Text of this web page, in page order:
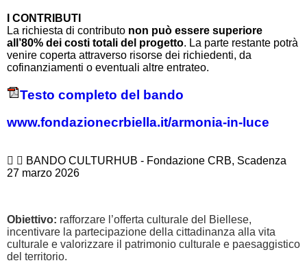
I CONTRIBUTI
La richiesta di contributo non può essere superiore
all’80% dei costi totali del progetto. La parte restante potrà
venire coperta attraverso risorse dei richiedenti, da
cofinanziamenti o eventuali altre entrateo.
Testo completo del bando
www.fondazionecrbiella.it/armonia-in-luce
BANDO CULTURHUB - Fondazione CRB, Scadenza
27 marzo 2026
Obiettivo: rafforzare l’offerta culturale del Biellese,
incentivare la partecipazione della cittadinanza alla vita
culturale e valorizzare il patrimonio culturale e paesaggistico
del territorio.